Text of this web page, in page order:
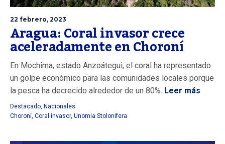
22 febrero, 2023
Aragua: Coral invasor crece
aceleradamente en Choroní
En Mochima, estado Anzoátegui, el coral ha representado
un golpe económico para las comunidades locales porque
la pesca ha decrecido alrededor de un 80%. Leer más
Destacado, Nacionales
Choroní, Coral invasor, Unomia Stolonifera